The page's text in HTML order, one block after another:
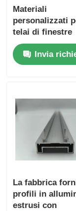
Accessori per
Profili per
Profili per
Profilo in
profili di
Profili di taglio
Profili di
Materiali
personalizzati
telai di finestre
avvolgibili in
alluminio semi-
industriali per
Invia
La fabbrica
profili in
estrusi con